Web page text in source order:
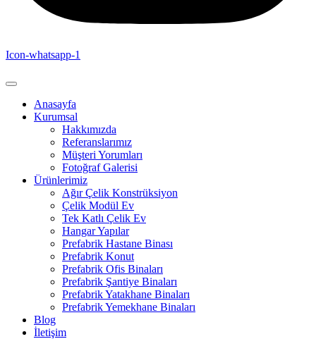
Icon-whatsapp-1
Anasayfa
Kurumsal
Hakkımızda
Referanslarımız
Müşteri Yorumları
Fotoğraf Galerisi
Ürünlerimiz
Ağır Çelik Konstrüksiyon
Çelik Modül Ev
Tek Katlı Çelik Ev
Hangar Yapılar
Prefabrik Hastane Binası
Prefabrik Konut
Prefabrik Ofis Binaları
Prefabrik Şantiye Binaları
Prefabrik Yatakhane Binaları
Prefabrik Yemekhane Binaları
Blog
İletişim